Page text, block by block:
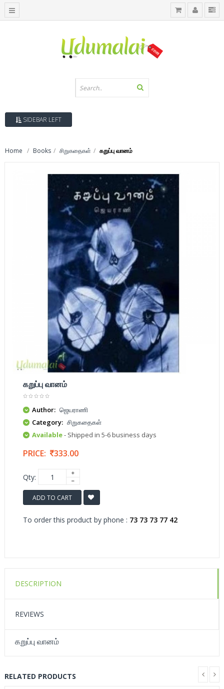
SIDEBAR LEFT
Home Books சிறுகதைகள் கறுப்பு வானம்
கறுப்பு வானம்
Author: ஜெயராணி
Category: சிறுகதைகள்
Available- Shipped in 5-6 business days
PRICE: 333.00
Qty:
ADD TO CART
To order this product by phone : 73 73 73 77 42
DESCRIPTION
REVIEWS
கறுப்பு வானம்
RELATED PRODUCTS